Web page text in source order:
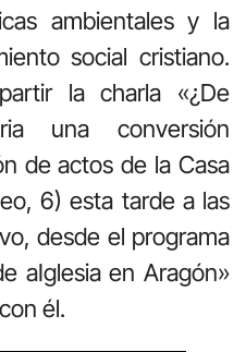
ambientales y la
social cristiano.
la charla «¿De
una conversión
de actos de la Casa
6) esta tarde a las
desde el programa
aIglesia en Aragón»
él.